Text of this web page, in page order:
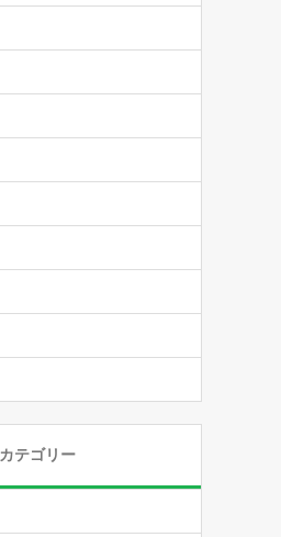
カテゴリー